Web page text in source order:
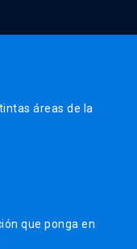
áreas de la
que ponga en